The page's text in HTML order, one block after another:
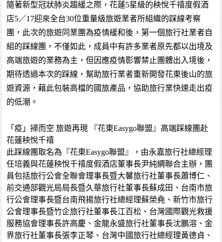
隨著新型冠狀肺炎趨緩之際，花蓮5星級的秧悅千禧度假酒
店5／17迎來全台30位重量級旅遊業者所組織的踩線考察
團，此次的旅遊同業團為疫情緩和後，第一個旅行社業者自
組的踩線團，不僅如此，成員中有許多業者原先都以出境及
高端旅遊的業務為主，但因應疫情影響禁止團體出入境後，
期待透過本次的踩線，幫助旅行業者重新開發花東後山的旅
遊資源，藉此包裝高檔的國旅產品，協助旅行業快速走出疫
的低潮。
「疫」掃而空 旅遊再現 『花東Easygo聯盟』高端踩線團赴
花蓮秧悅千禧
此踩線團取名為『花東Easygo聯盟』，由永嘉旅行社總經理
任培義與花蓮秧悅千禧度假酒店董事長尹純綢聯合主辦，團
員包括旅行公會全聯會理事長暨大馨旅行社董事長蕭博仁、
前交通部觀光局局長暨久華旅行社董事長蘇成田、台南市旅
行公會理事長暨台南飛揚旅行社總經理蘇榮堯、新竹市旅行
公會理事長暨竹企旅行社董事長江百松、台灣國際觀光救援
服務協會理事長許高慶、金龍永盛旅行社董事長沈鵬溶、金
界旅行社董事長張李正琴、台灣中國旅行社總經理黃德貞、